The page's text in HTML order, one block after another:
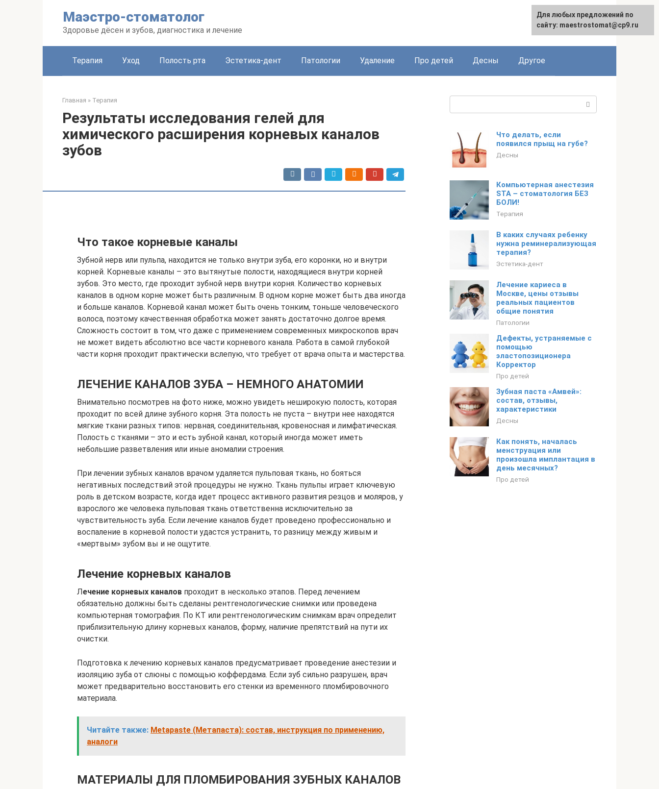
Маэстро-стоматолог
Здоровье дёсен и зубов, диагностика и лечение
Терапия Уход Полость рта Эстетика-дент Патологии Удаление Про детей Десны Другое
Главная » Терапия
Результаты исследования гелей для
химического расширения корневых каналов
зубов
Что такое корневые каналы
Зубной нерв или пульпа, находится не только внутри зуба, его коронки, но и внутри
корней. Корневые каналы – это вытянутые полости, находящиеся внутри корней
зубов. Это место, где проходит зубной нерв внутри корня. Количество корневых
каналов в одном корне может быть различным. В одном корне может быть два иногда
и больше каналов. Корневой канал может быть очень тонким, тоньше человеческого
волоса, поэтому качественная обработка может занять достаточно долгое время.
Сложность состоит в том, что даже с применением современных микроскопов врач
не может видеть абсолютно все части корневого канала. Работа в самой глубокой
части корня проходит практически вслепую, что требует от врача опыта и мастерства.
ЛЕЧЕНИЕ КАНАЛОВ ЗУБА – НЕМНОГО АНАТОМИИ
Внимательно посмотрев на фото ниже, можно увидеть неширокую полость, которая
проходит по всей длине зубного корня. Эта полость не пуста – внутри нее находятся
мягкие ткани разных типов: нервная, соединительная, кровеносная и лимфатическая.
Полость с тканями – это и есть зубной канал, который иногда может иметь
небольшие разветвления или иные аномалии строения.
При лечении зубных каналов врачом удаляется пульповая ткань, но бояться
негативных последствий этой процедуры не нужно. Ткань пульпы играет ключевую
роль в детском возрасте, когда идет процесс активного развития резцов и моляров, у
взрослого же человека пульповая ткань ответственна исключительно за
чувствительность зуба. Если лечение каналов будет проведено профессионально и
воспаление в корневой полости удастся устранить, то разницу между живым и
«мертвым» зубом вы и не ощутите.
Лечение корневых каналов
Лечение корневых каналов проходит в несколько этапов. Перед лечением
обязательно должны быть сделаны рентгенологические снимки или проведена
компьютерная томография. По КТ или рентгенологическим снимкам врач определит
приблизительную длину корневых каналов, форму, наличие препятствий на пути их
очистки.
Подготовка к лечению корневых каналов предусматривает проведение анестезии и
изоляцию зуба от слюны с помощью коффердама. Если зуб сильно разрушен, врач
может предварительно восстановить его стенки из временного пломбировочного
материала.
Читайте также: Metapaste (Метапаста): состав, инструкция по применению,
аналоги
МАТЕРИАЛЫ ДЛЯ ПЛОМБИРОВАНИЯ ЗУБНЫХ КАНАЛОВ
Что делать, если
появился прыщ на губе?
Десны
Компьютерная анестезия
STA – стоматология БЕЗ
БОЛИ!
Терапия
В каких случаях ребенку
нужна реминерализующая
терапия?
Эстетика-дент
Лечение кариеса в
Москве, цены отзывы
реальных пациентов
общие понятия
Патологии
Дефекты, устраняемые с
помощью
эластопозиционера
Корректор
Про детей
Зубная паста «Амвей»:
состав, отзывы,
характеристики
Десны
Как понять, началась
менструация или
произошла имплантация в
день месячных?
Про детей
Для любых предложений по
сайту: maestrostomat@cp9.ru